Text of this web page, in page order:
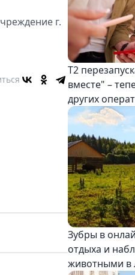
г.
Т2
вместе" –
других
Зубры в
отдыха и
животными в